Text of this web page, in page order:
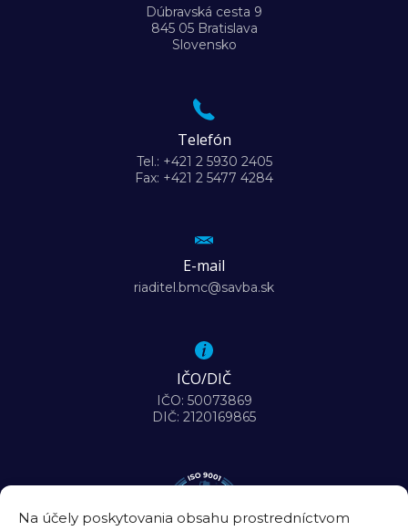
Na účely poskytovania obsahu prostredníctvom
Dúbravská cesta 9
845 05 Bratislava
Slovensko
Telefón
Tel.: +421 2 5930 2405
Fax: +421 2 5477 4284
E-mail
riaditel.bmc@savba.sk
IČO/DIČ
IČO: 50073869
DIČ: 2120169865